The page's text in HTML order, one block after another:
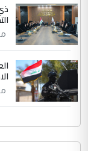
منذ
منذ